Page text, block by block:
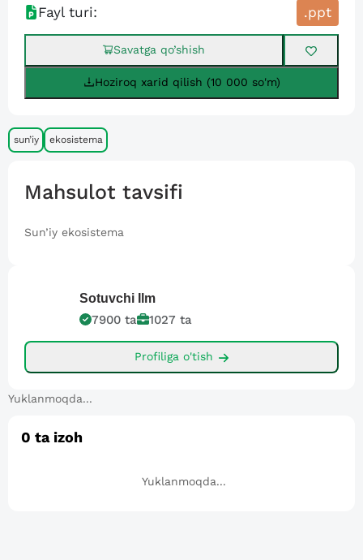
Fayl turi:
.ppt
Savatga qo’shish
Hoziroq xarid qilish (10 000 so'm)
sun’iy ekosistema
Mahsulot tavsifi
Sun’iy ekosistema
Sotuvchi Ilm
7900 ta 1027 ta
Profiliga o'tish
Yuklanmoqda...
0 ta izoh
Yuklanmoqda...